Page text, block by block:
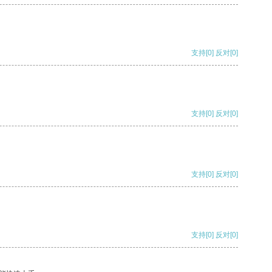
支持[0] 反对[0]
支持[0] 反对[0]
支持[0] 反对[0]
支持[0] 反对[0]